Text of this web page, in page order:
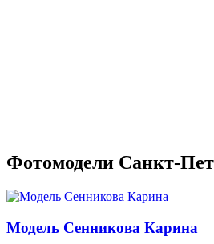
Фотомодели Санкт-
Модель Сенникова Карина